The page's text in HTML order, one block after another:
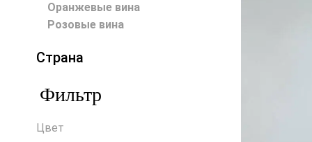
Оранжевые вина
Розовые вина
Страна
Австрия
Венгрия
Фильтр
Цвет